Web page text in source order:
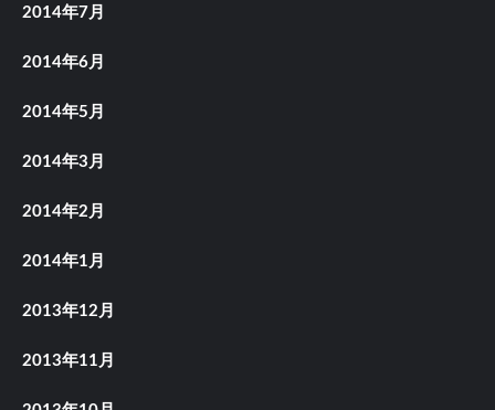
2014年7月
2014年6月
2014年5月
2014年3月
2014年2月
2014年1月
2013年12月
2013年11月